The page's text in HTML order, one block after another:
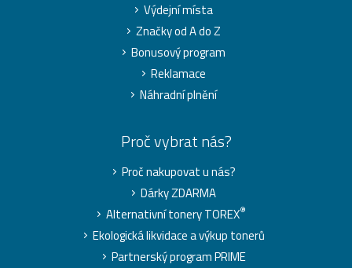
Výdejní místa
Značky od A do Z
Bonusový program
Reklamace
Náhradní plnění
Proč vybrat nás?
Proč nakupovat u nás?
Dárky ZDARMA
Alternativní tonery TOREX®
Ekologická likvidace a výkup tonerů
Partnerský program PRIME